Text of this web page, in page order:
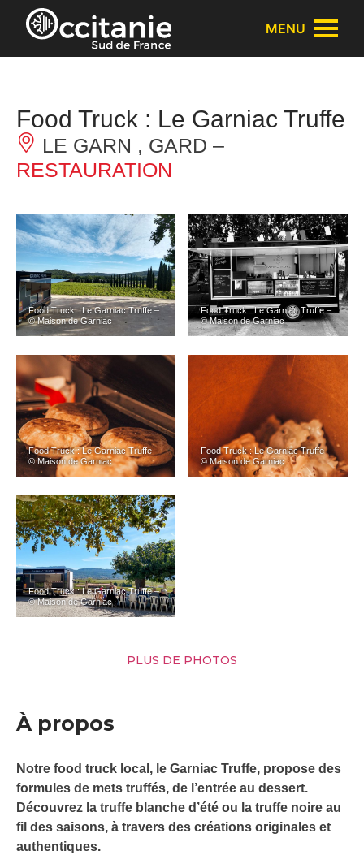
Panneau de gestion des cookies
MENU
Food Truck : Le Garniac Truffe
LE GARN , GARD –
RESTAURATION
Food Truck : Le Garniac Truffe –
© Maison de Garniac
Food Truck : Le Garniac Truffe –
© Maison de Garniac
Food Truck : Le Garniac Truffe –
© Maison de Garniac
Food Truck : Le Garniac Truffe –
© Maison de Garniac
Food Truck : Le Garniac Truffe –
© Maison de Garniac
PLUS DE PHOTOS
À propos
Notre food truck local, le Garniac Truffe, propose des
formules de mets truffés, de l’entrée au dessert.
Découvrez la truffe blanche d’été ou la truffe noire au
fil des saisons, à travers des créations originales et
authentiques.